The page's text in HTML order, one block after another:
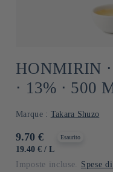
HONMIRIN
⋅ 13% ⋅ 500
Marque : Takara Shuzo
Prezzo
di
9.70 €
PREZZO
19.40 € / PER
L
Esaurito
Imposte incluse. Spese